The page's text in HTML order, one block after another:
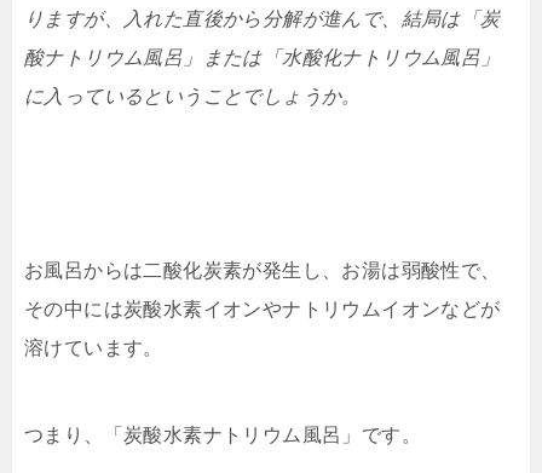
りますが、
入れた直後から分解が進んで、結局は「炭
酸ナトリウム風呂」または「水酸化ナトリウム風呂」
に入っているとい うことでしょうか。
お風呂からは二酸化炭素が発生し、お湯は弱酸性で、
その中には炭酸水素イオンやナトリウムイオンなどが
溶けています。
つまり、「炭酸水素ナトリウム風呂」です。